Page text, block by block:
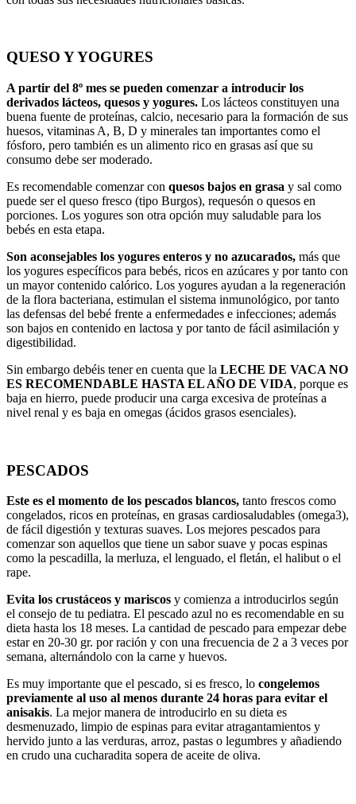
QUESO Y YOGURES
A partir del 8º mes se pueden comenzar a introducir los
derivados lácteos, quesos y yogures. Los lácteos constituyen una
buena fuente de proteínas, calcio, necesario para la formación de sus
huesos, vitaminas A, B, D y minerales tan importantes como el
fósforo, pero también es un alimento rico en grasas así que su
consumo debe ser moderado.
Es recomendable comenzar con quesos bajos en grasa y sal como
puede ser el queso fresco (tipo Burgos), requesón o quesos en
porciones. Los yogures son otra opción muy saludable para los
bebés en esta etapa.
Son aconsejables los yogures enteros y no azucarados, más que
los yogures específicos para bebés, ricos en azúcares y por tanto con
un mayor contenido calórico. Los yogures ayudan a la regeneración
de la flora bacteriana, estimulan el sistema inmunológico, por tanto
las defensas del bebé frente a enfermedades e infecciones; además
son bajos en contenido en lactosa y por tanto de fácil asimilación y
digestibilidad.
Sin embargo debéis tener en cuenta que la LECHE DE VACA NO
ES RECOMENDABLE HASTA EL AÑO DE VIDA, porque es
baja en hierro, puede producir una carga excesiva de proteínas a
nivel renal y es baja en omegas (ácidos grasos esenciales).
PESCADOS
Este es el momento de los pescados blancos, tanto frescos como
congelados, ricos en proteínas, en grasas cardiosaludables (omega3),
de fácil digestión y texturas suaves. Los mejores pescados para
comenzar son aquellos que tiene un sabor suave y pocas espinas
como la pescadilla, la merluza, el lenguado, el fletán, el halibut o el
rape.
Evita los crustáceos y mariscos y comienza a introducirlos según
el consejo de tu pediatra. El pescado azul no es recomendable en su
dieta hasta los 18 meses. La cantidad de pescado para empezar debe
estar en 20-30 gr. por ración y con una frecuencia de 2 a 3 veces por
semana, alternándolo con la carne y huevos.
Es muy importante que el pescado, si es fresco, lo congelemos
previamente al uso al menos durante 24 horas para evitar el
anisakis. La mejor manera de introducirlo en su dieta es
desmenuzado, limpio de espinas para evitar atragantamientos y
hervido junto a las verduras, arroz, pastas o legumbres y añadiendo
en crudo una cucharadita sopera de aceite de oliva.